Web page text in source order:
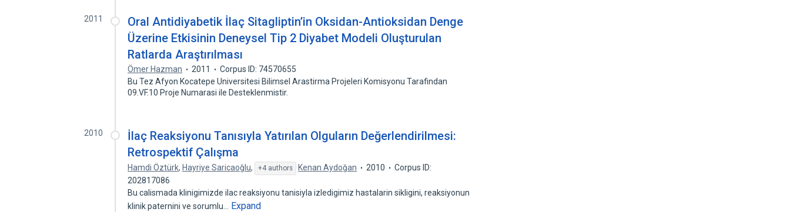
2011
Oral Antidiyabetik İlaç Sitagliptin’in Oksidan-Antioksidan Denge
Üzerine Etkisinin Deneysel Tip 2 Diyabet Modeli Oluşturulan
Ratlarda Araştırılması
Ömer Hazman 2011
Corpus ID: 74570655
Bu Tez Afyon Kocatepe Universitesi Bilimsel Arastirma Projeleri Komisyonu Tarafindan
09.VF.10 Proje Numarasi ile Desteklenmistir.
2010
İlaç Reaksiyonu Tanısıyla Yatırılan Olguların Değerlendirilmesi:
Retrospektif Çalışma
Hamdi Öztürk, Hayriye Saricaoğlu, +4 authors Kenan Aydoğan 2010
Corpus ID:
202817086
Bu calismada klinigimizde ilac reaksiyonu tanisiyla izledigimiz hastalarin sikligini, reaksiyonun
klinik paternini ve sorumlu…
Expand